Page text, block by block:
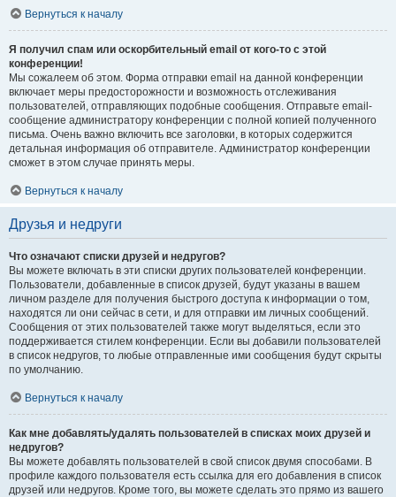
Вернуться к началу
Я получил спам или оскорбительный email от кого-то с этой
конференции!
Мы сожалеем об этом. Форма отправки email на данной конференции
включает меры предосторожности и возможность отслеживания
пользователей, отправляющих подобные сообщения. Отправьте email-
сообщение администратору конференции с полной копией полученного
письма. Очень важно включить все заголовки, в которых содержится
детальная информация об отправителе. Администратор конференции
сможет в этом случае принять меры.
Вернуться к началу
Друзья и недруги
Что означают списки друзей и недругов?
Вы можете включать в эти списки других пользователей конференции.
Пользователи, добавленные в список друзей, будут указаны в вашем
личном разделе для получения быстрого доступа к информации о том,
находятся ли они сейчас в сети, и для отправки им личных сообщений.
Сообщения от этих пользователей также могут выделяться, если это
поддерживается стилем конференции. Если вы добавили пользователей
в список недругов, то любые отправленные ими сообщения будут скрыты
по умолчанию.
Вернуться к началу
Как мне добавлять/удалять пользователей в списках моих друзей и
недругов?
Вы можете добавлять пользователей в свой список двумя способами. В
профиле каждого пользователя есть ссылка для его добавления в список
друзей или недругов. Кроме того, вы можете сделать это прямо из вашего